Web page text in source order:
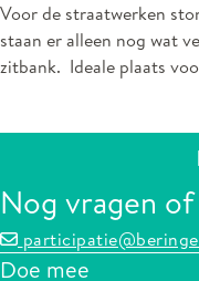
Voor de straatwerken
staan er alleen nog wat
zitbank. Ideale plaats
Nog vragen
Doe mee